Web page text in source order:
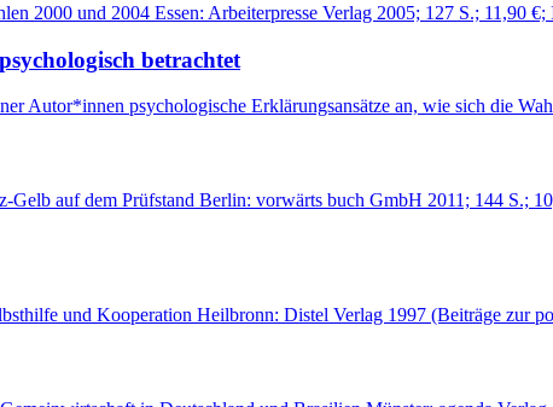
2000 und 2004 Essen: Arbeiterpresse Verlag 2005; 127 S.; 11,90
betrachtet
Autor*innen psychologische Erklärungsansätze an, wie sich die
auf dem Prüfstand Berlin: vorwärts buch GmbH 2011; 144 S.;
und Kooperation Heilbronn: Distel Verlag 1997 (Beiträge